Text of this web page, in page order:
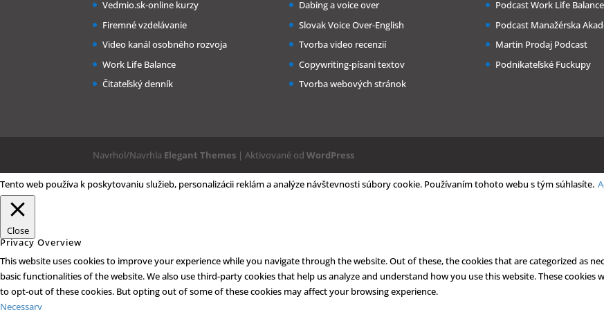
Vedmio.sk-online kurzy
Firemné vzdelávanie
Video kanál osobného rozvoja
Work Life Balance
Čitateľský denník
Dabing a voice over
Slovak Voice Over-English
Tvorba video recenzií
Copywriting-písani textov
Tvorba webových stránok
Podcast Work Life Balance
Podcast Manažérska
Martin Prodaj Podcast
Podnikateľské Fuckupy
Navrhol/Navrhla Elegant Themes | Aktivované odWordPress
Tento web používa k poskytovaniu služieb, personalizácii reklám a analýze návštevnosti súbory cookie. Používaním tohoto webu s tým súhlasíte.
Close
Privacy Overview
This website uses cookies to improve your experience while you navigate through the website. Out of these, the cookies that are categorized as
basic functionalities of the website. We also use third-party cookies that help us analyze and understand how you use this website. These
to opt-out of these cookies. But opting out of some of these cookies may affect your browsing experience.
Necessary